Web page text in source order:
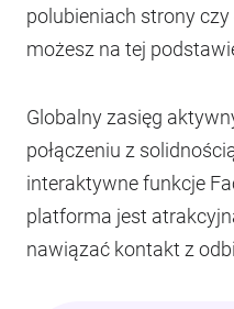
polubieniach strony
możesz na tej
Globalny zasięg
połączeniu z
interaktywne funkcje
platforma jest
nawiązać kontakt z